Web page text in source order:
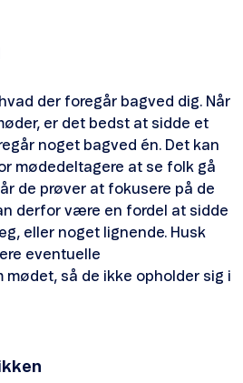
der foregår bagved dig. Når
er det bedst at sidde et
noget bagved én. Det kan
mødedeltagere at se folk gå
de prøver at fokusere på de
derfor være en fordel at sidde
eller noget lignende. Husk
eventuelle
mødet, så de ikke opholder sig i